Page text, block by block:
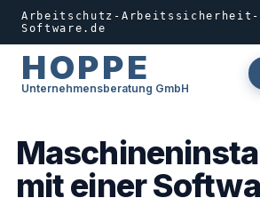
Arbeitschutz-Arbeitssicherheit-
Software.de
HOPPE
Unternehmensberatung GmbH
mit einer